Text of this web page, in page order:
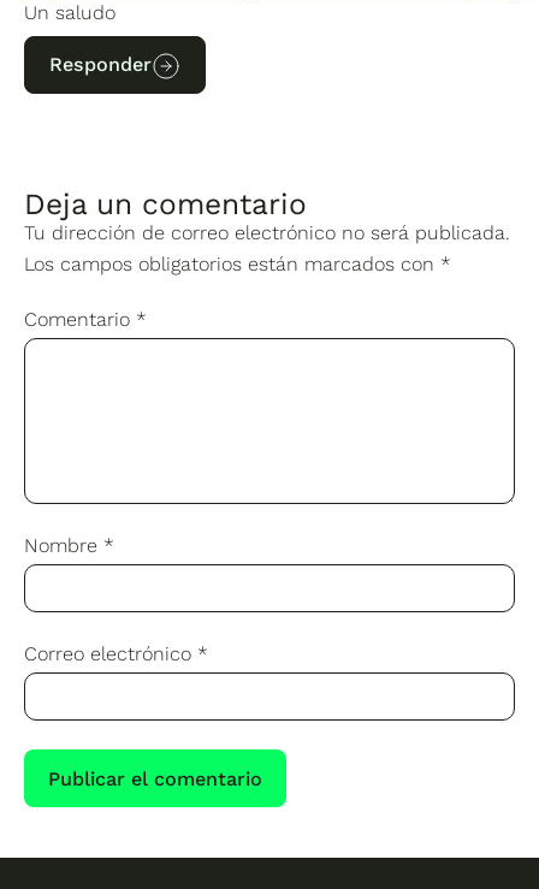
Un saludo
Responder
Deja un comentario
Tu dirección de correo electrónico no será publicada.
Los campos obligatorios están marcados con *
Comentario *
Nombre *
Correo electrónico *